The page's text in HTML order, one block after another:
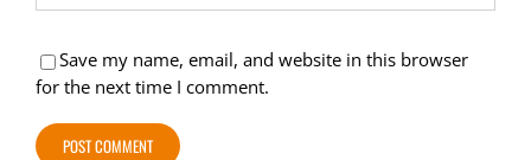
Save my name, email, and website in this browser
for the next time I comment.